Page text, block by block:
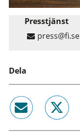
Presstjänst
press@fi.se
Dela